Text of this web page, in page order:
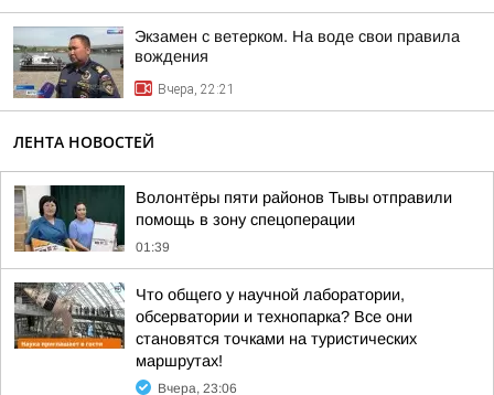
Экзамен с ветерком. На воде свои правила
вождения
Вчера, 22:21
ЛЕНТА НОВОСТЕЙ
Волонтёры пяти районов Тывы отправили
помощь в зону спецоперации
01:39
Что общего у научной лаборатории,
обсерватории и технопарка? Все они
становятся точками на туристических
маршрутах!
Вчера, 23:06